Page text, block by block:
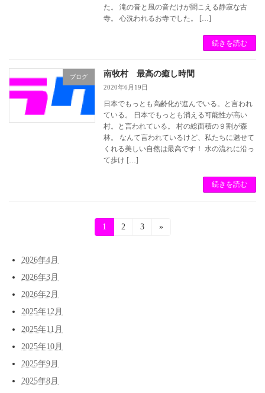
た。 滝の音と風の音だけが聞こえる静寂な古
寺。 心洗われるお寺でした。 […]
続きを読む
ブログ 南牧村 最高の癒し時間
2020年6月19日
日本でもっとも高齢化が進んでいる。と言われ
ている。 日本でもっとも消える可能性が高い
村。と言われている。 村の総面積の９割が森
林。 なんて言われているけど、私たちに魅せて
くれる美しい自然は最高です！ 水の流れに沿っ
て歩け […]
続きを読む
の
ペ
ー
ジ
送
り
固
定
1
固
2
固
3 »
2026年4月
2026年3月
2026年2月
2025年12月
2025年11月
2025年10月
2025年9月
2025年8月